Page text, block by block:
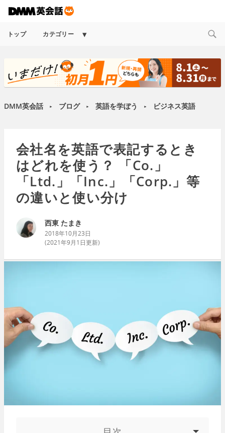
トップ カテゴリー
Expand
menu
DMM英会話 ► ブログ ► 英語を学ぼう ► ビジネス英語
会社名を英語で表記するとき
はどれを使う？ 「Co.」
「Ltd.」「Inc.」「Corp.」等
の違いと使い分け
西東 たまき
2018年10月23日
(2021年9月1日更新)